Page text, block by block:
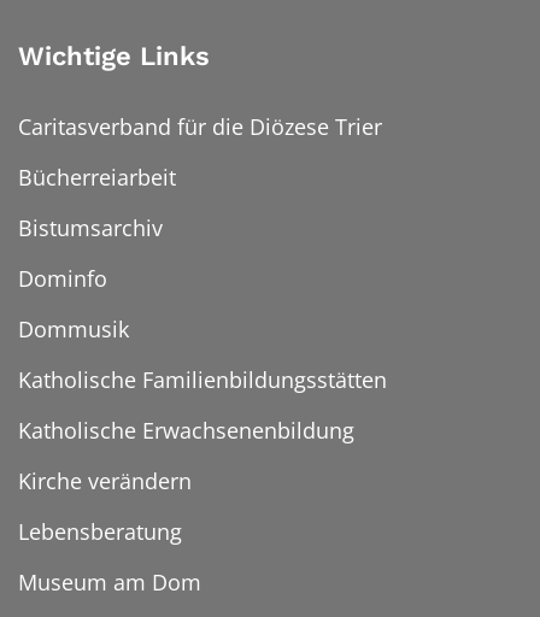
Wichtige Links
Caritasverband für die Diözese Trier
Bücherreiarbeit
Bistumsarchiv
Dominfo
Dommusik
Katholische Familienbildungsstätten
Katholische Erwachsenenbildung
Kirche verändern
Lebensberatung
Museum am Dom